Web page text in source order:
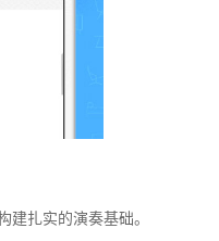
建扎实的演奏基础。